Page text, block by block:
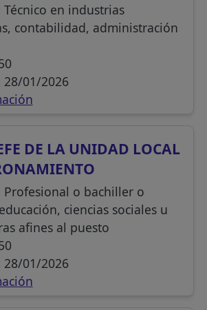
Técnico en industrias
contabilidad, administración
28/01/2026
DE LA UNIDAD LOCAL
Profesional o bachiller o
ciencias sociales u
afines al puesto
28/01/2026